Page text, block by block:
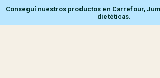
Conseguí nuestros productos en Carrefour,
dietéticas.